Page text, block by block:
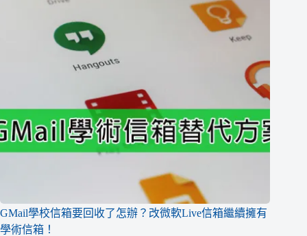
GMail學校信箱要回收了怎辦？改微軟Live信箱繼續擁有
學術信箱！